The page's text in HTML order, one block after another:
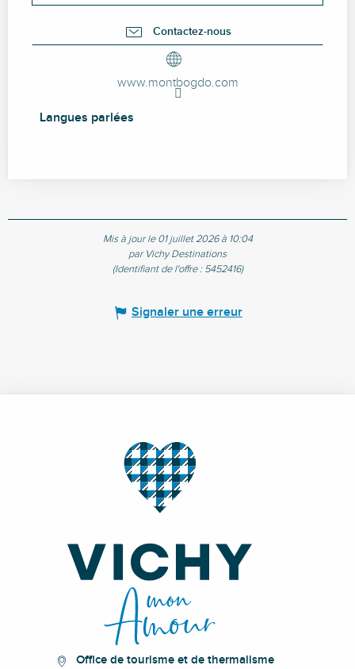
Contactez-nous
www.montbogdo.com
Langues parlées
Langues parlées
Mis à jour le 01 juillet 2026 à 10:04
par Vichy Destinations
(Identifiant de l'offre : 5452416)
Signaler une erreur
Office de tourisme et de thermalisme